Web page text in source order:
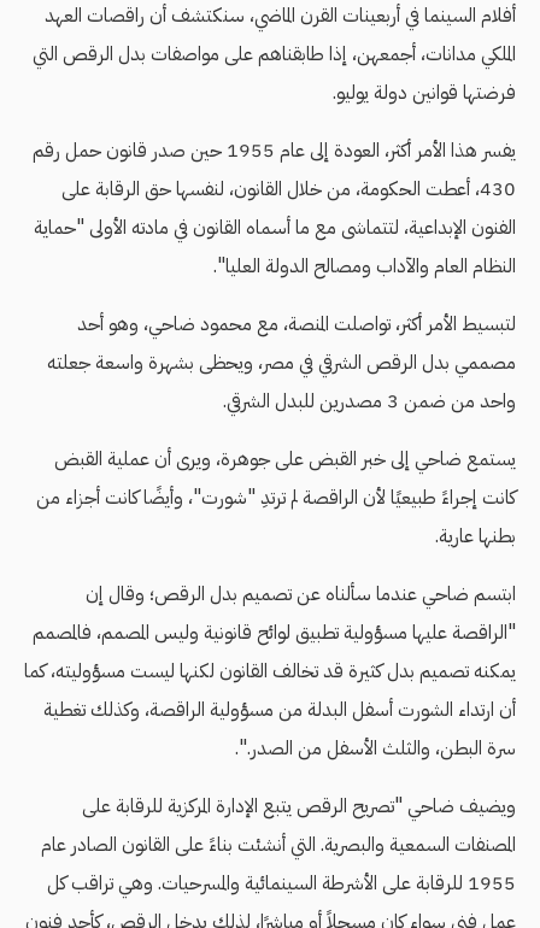
أفلام السينما في أربعينات القرن الماضي، سنكتشف أن راقصات العهد
الملكي مدانات، أجمعهن، إذا طابقناهم على مواصفات بدل الرقص التي
فرضتها قوانين دولة يوليو.
يفسر هذا الأمر أكثر، العودة إلى عام 1955 حين صدر قانون حمل رقم
430، أعطت الحكومة، من خلال القانون، لنفسها حق الرقابة على
الفنون الإبداعية، لتتماشى مع ما أسماه القانون في مادته الأولى "حماية
النظام العام والآداب ومصالح الدولة العليا".
لتبسيط الأمر أكثر، تواصلت المنصة، مع محمود ضاحي، وهو أحد
مصممي بدل الرقص الشرقي في مصر، ويحظى بشهرة واسعة جعلته
واحد من ضمن 3 مصدرين للبدل الشرقي.
يستمع ضاحي إلى خبر القبض على جوهرة، ويرى أن عملية القبض
كانت إجراءً طبيعيًا لأن الراقصة لم ترتدِ "شورت"، وأيضًا كانت أجزاء من
بطنها عارية.
ابتسم ضاحي عندما سألناه عن تصميم بدل الرقص؛ وقال إن
"الراقصة عليها مسؤولية تطبيق لوائح قانونية وليس المصمم، فالمصمم
يمكنه تصميم بدل كثيرة قد تخالف القانون لكنها ليست مسؤوليته، كما
أن ارتداء الشورت أسفل البدلة من مسؤولية الراقصة، وكذلك تغطية
سرة البطن، والثلث الأسفل من الصدر.".
ويضيف ضاحي "تصريح الرقص يتبع الإدارة المركزية للرقابة على
المصنفات السمعية والبصرية. التي أنشئت بناءً على القانون الصادر عام
1955 للرقابة على الأشرطة السينمائية والمسرحيات. وهي تراقب كل
عمل فني سواء كان مسجلاً أو مباشرًا، لذلك يدخل الرقص، كأحد فنون